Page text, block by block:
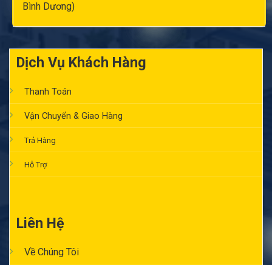
Bình Dương)
Dịch Vụ Khách Hàng
Thanh Toán
Vận Chuyển & Giao Hàng
Trả Hàng
Hỗ Trợ
Liên Hệ
Về Chúng Tôi